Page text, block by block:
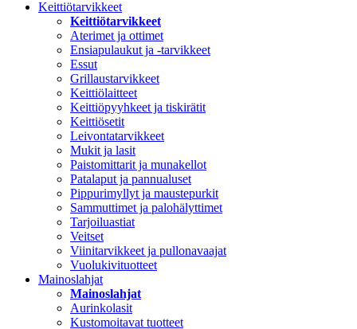
Keittiötarvikkeet
Keittiötarvikkeet
Aterimet ja ottimet
Ensiapulaukut ja -tarvikkeet
Essut
Grillaustarvikkeet
Keittiölaitteet
Keittiöpyyhkeet ja tiskirätit
Keittiösetit
Leivontatarvikkeet
Mukit ja lasit
Paistomittarit ja munakellot
Patalaput ja pannualuset
Pippurimyllyt ja maustepurkit
Sammuttimet ja palohälyttimet
Tarjoiluastiat
Veitset
Viinitarvikkeet ja pullonavaajat
Vuolukivituotteet
Mainoslahjat
Mainoslahjat
Aurinkolasit
Kustomoitavat tuotteet